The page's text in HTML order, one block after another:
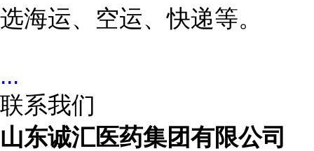
选海运、空运、快递等。
...
联系我们
山东诚汇医药集团有限公司